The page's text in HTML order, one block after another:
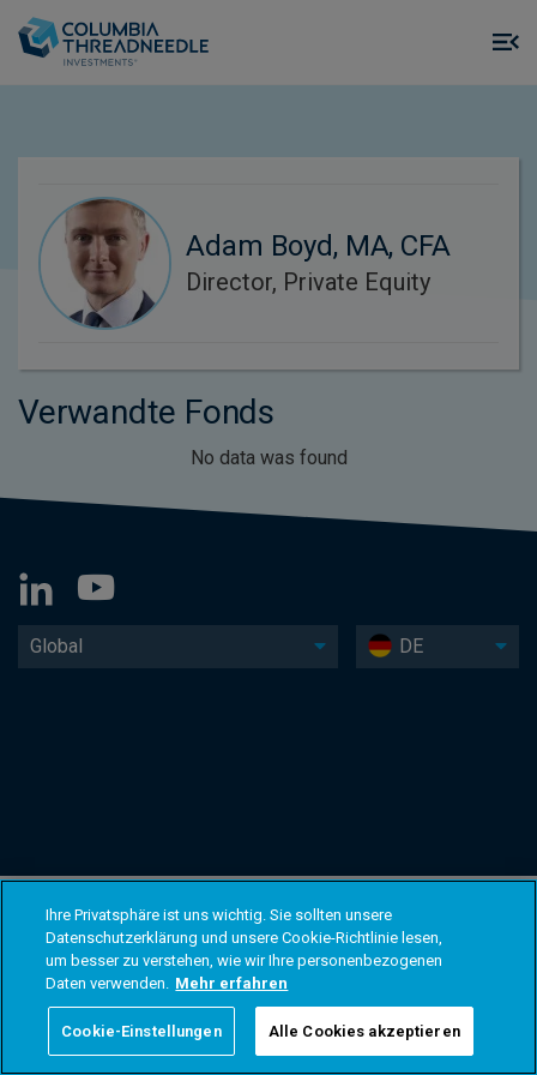
Adam Boyd, MA, CFA
Director, Private Equity
Verwandte Fonds
No data was found
Global DE
Ihre Privatsphäre ist uns wichtig. Sie sollten unsere
Datenschutzerklärung und unsere Cookie-Richtlinie lesen,
um besser zu verstehen, wie wir Ihre personenbezogenen
Daten verwenden. Mehr erfahren
Cookie-Einstellungen Alle Cookies akzeptieren